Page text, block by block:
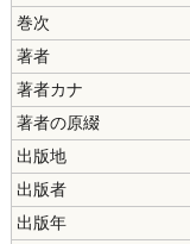
巻次
著者
著者カナ
著者の原綴
出版地
出版者
出版年